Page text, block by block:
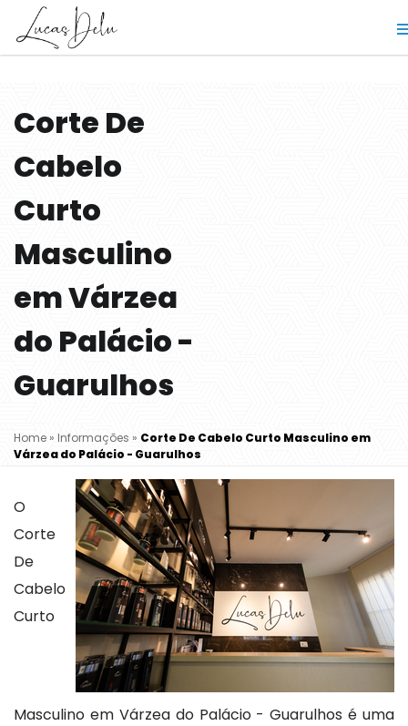
Corte De
Cabelo
Curto
Masculino
em Várzea
do Palácio -
Guarulhos
Home» Informações » Corte De Cabelo Curto Masculino em
Várzea do Palácio - Guarulhos
O
Corte
De
Cabelo
Curto
Masculino em Várzea do Palácio - Guarulhos é uma